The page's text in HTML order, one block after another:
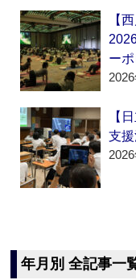
【
ー
【
支
年月別 全記事一